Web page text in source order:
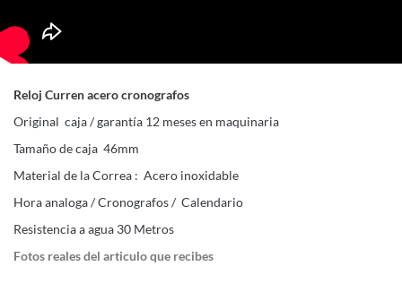
Reloj Curren acero cronografos
Original caja / garantía 12 meses en maquinaria
Tamaño de caja 46mm
Material de la Correa : Acero inoxidable
Hora analoga / Cronografos / Calendario
Resistencia a agua 30 Metros
Fotos reales del articulo que recibes